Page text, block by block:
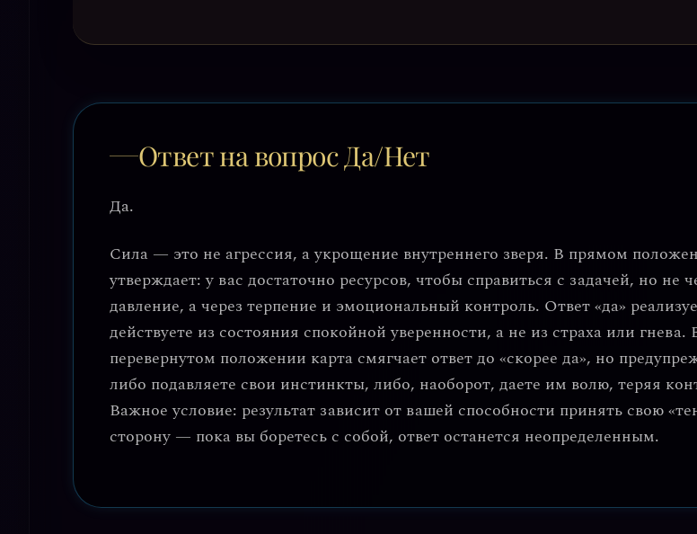
Ответ на вопрос Да/Нет
Да.
Сила — это не агрессия, а укрощение внутреннего зверя. В прямом
утверждает: у вас достаточно ресурсов, чтобы справиться с задачей, но не
давление, а через терпение и эмоциональный контроль. Ответ «да»
действуете из состояния спокойной уверенности, а не из страха или гнева.
перевернутом положении карта смягчает ответ до «скорее да», но
либо подавляете свои инстинкты, либо, наоборот, даете им волю, теряя
Важное условие: результат зависит от вашей способности принять свою
сторону — пока вы боретесь с собой, ответ останется неопределенным.